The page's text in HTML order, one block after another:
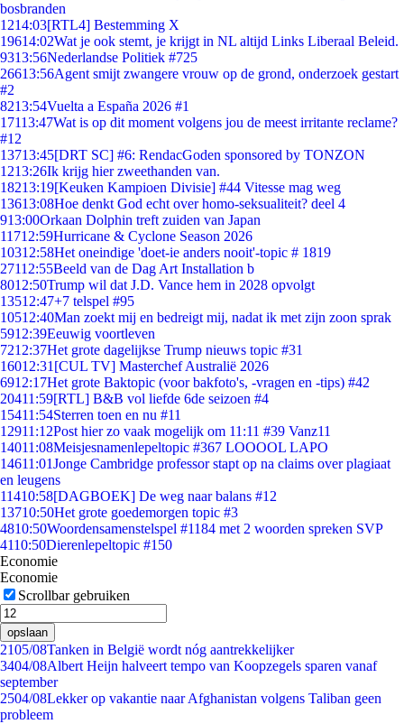
bosbranden
1214:03[RTL4] Bestemming X
19614:02Wat je ook stemt, je krijgt in NL altijd Links Liberaal Beleid.
9313:56Nederlandse Politiek #725
26613:56Agent smijt zwangere vrouw op de grond, onderzoek gestart
#2
8213:54Vuelta a España 2026 #1
17113:47Wat is op dit moment volgens jou de meest irritante reclame?
#12
13713:45[DRT SC] #6: RendacGoden sponsored by TONZON
1213:26Ik krijg hier zweethanden van.
18213:19[Keuken Kampioen Divisie] #44 Vitesse mag weg
13613:08Hoe denkt God echt over homo-seksualiteit? deel 4
913:00Orkaan Dolphin treft zuiden van Japan
11712:59Hurricane & Cyclone Season 2026
10312:58Het oneindige 'doet-ie anders nooit'-topic # 1819
27112:55Beeld van de Dag Art Installation b
8012:50Trump wil dat J.D. Vance hem in 2028 opvolgt
13512:47+7 telspel #95
10512:40Man zoekt mij en bedreigt mij, nadat ik met zijn zoon sprak
5912:39Eeuwig voortleven
7212:37Het grote dagelijkse Trump nieuws topic #31
16012:31 [CUL TV] Masterchef Australië 2026
6912:17Het grote Baktopic (voor bakfoto's, -vragen en -tips) #42
20411:59[RTL] B&B vol liefde 6de seizoen #4
15411:54Sterren toen en nu #11
12911:12Post hier zo vaak mogelijk om 11:11 #39 Vanz11
14011:08Meisjesnamenlepeltopic #367 LOOOOL LAPO
14611:01Jonge Cambridge professor stapt op na claims over plagiaat
en leugens
11410:58[DAGBOEK] De weg naar balans #12
13710:50Het grote goedemorgen topic #3
4810:50Woordensamenstelspel #1184 met 2 woorden spreken SVP
4110:50Dierenlepeltopic #150
Economie
Economie
Scrollbar gebruiken
opslaan
2105/08Tanken in België wordt nóg aantrekkelijker
3404/08Albert Heijn halveert tempo van Koopzegels sparen vanaf
september
2504/08Lekker op vakantie naar Afghanistan volgens Taliban geen
probleem